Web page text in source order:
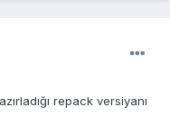
repack versiyanı